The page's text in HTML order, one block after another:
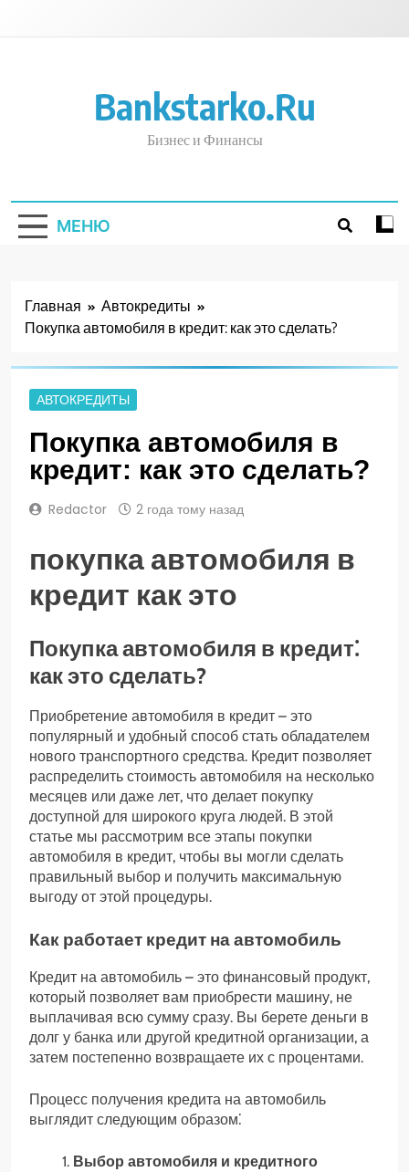
Bankstarko.ru
Бизнес и Финансы
МЕНЮ
Главная
Автокредиты
Покупка автомобиля в кредит: как это сделать?
АВТОКРЕДИТЫ
Покупка автомобиля в
кредит: как это сделать?
Redactor 2 года тому назад
покупка автомобиля в
кредит как это
Покупка автомобиля в кредит⁚
как это сделать?
Приобретение автомобиля в кредит – это
популярный и удобный способ стать обладателем
нового транспортного средства. Кредит позволяет
распределить стоимость автомобиля на несколько
месяцев или даже лет, что делает покупку
доступной для широкого круга людей. В этой
статье мы рассмотрим все этапы покупки
автомобиля в кредит, чтобы вы могли сделать
правильный выбор и получить максимальную
выгоду от этой процедуры.
Как работает кредит на автомобиль
Кредит на автомобиль – это финансовый продукт,
который позволяет вам приобрести машину, не
выплачивая всю сумму сразу. Вы берете деньги в
долг у банка или другой кредитной организации, а
затем постепенно возвращаете их с процентами.
Процесс получения кредита на автомобиль
выглядит следующим образом⁚
Выбор автомобиля и кредитного